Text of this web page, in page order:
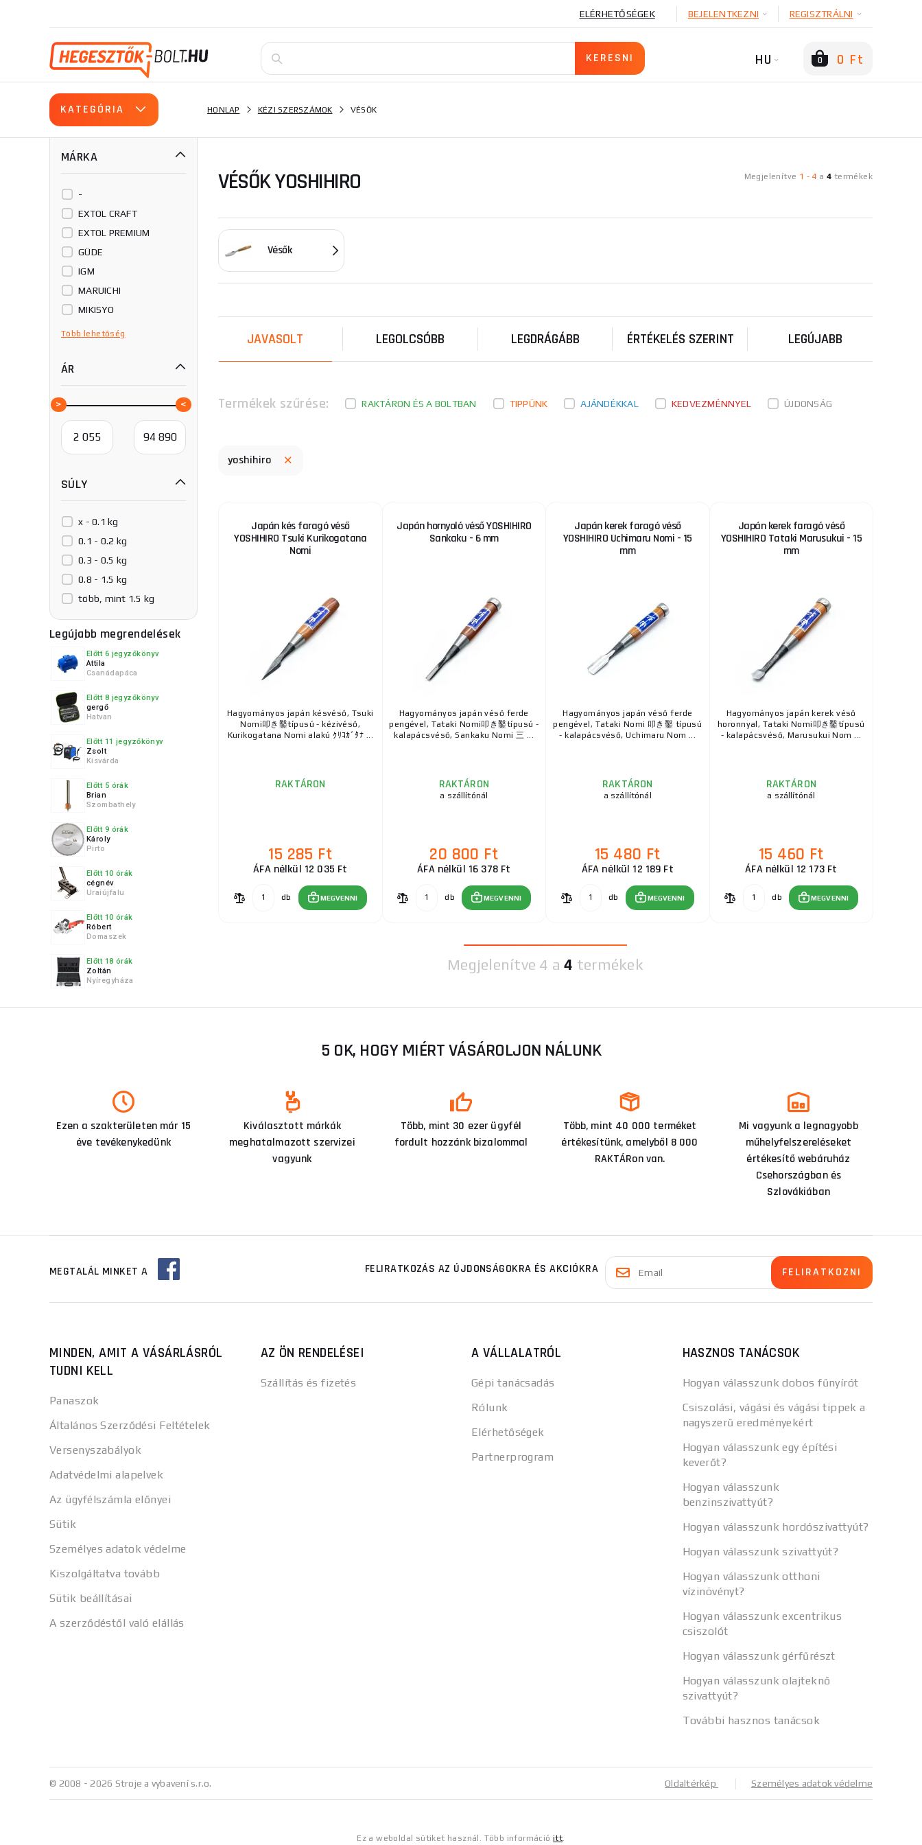
ELÉRHETŐSÉGEK BEJELENTKEZNI REGISZTRÁLNI
HU 0 0 Ft
KATEGÓRIA HONLAP KÉZI SZERSZÁMOK VÉSŐK
MÁRKA
-
EXTOL CRAFT
EXTOL PREMIUM
GÜDE
IGM
MARUICHI
MIKISYO
SENKICHI
Stanley
YOSHIHARU
YOSHIHIRO
Több lehetőség
ÁR
SÚLY
x - 0.1 kg
0.1 - 0.2 kg
0.3 - 0.5 kg
0.8 - 1.5 kg
több, mint 1.5 kg
Legújabb megrendelések
Előtt 6 jegyzőkönyv
Attila
Csanádapáca
Előtt 8 jegyzőkönyv
gergő
Hatvan
Előtt 11 jegyzőkönyv
Zsolt
Kisvárda
Előtt 5 órák
Brian
Szombathely
Előtt 9 órák
Károly
Pirto
Előtt 10 órák
cégnév
Uraiújfalu
Előtt 10 órák
Róbert
Domaszek
Előtt 18 órák
Zoltán
Nyíregyháza
Megjelenítve 1 -4 a 4 termékek
VÉSŐK YOSHIHIRO
Vésők
JAVASOLT LEGOLCSÓBB LEGDRÁGÁBB ÉRTÉKELÉS SZERINT LEGÚJABB
Termékek szűrése: RAKTÁRON ÉS A BOLTBAN TIPPÜNK AJÁNDÉKKAL KEDVEZMÉNNYEL ÚJDONSÁG
yoshihiro
Japán kés faragó véső
YOSHIHIRO Tsuki Kurikogatana
Nomi
Hagyományos japán késvéső, Tsuki
Nomi叩き鑿típusú - kézivéső,
Kurikogatana Nomi alakú ｸﾘｺｶﾞﾀﾅ ...
RAKTÁRON
15 285 Ft
ÁFA nélkül 12 035 Ft
db MEGVENNI
Japán hornyoló véső YOSHIHIRO
Sankaku - 6 mm
Hagyományos japán véső ferde
pengével, Tataki Nomi叩き鑿típusú -
kalapácsvéső, Sankaku Nomi 三 ...
RAKTÁRON
a szállítónál
20 800 Ft
ÁFA nélkül 16 378 Ft
db MEGVENNI
Japán kerek faragó véső
YOSHIHIRO Uchimaru Nomi - 15
mm
Hagyományos japán véső ferde
pengével, Tataki Nomi 叩き鑿 típusú
- kalapácsvéső, Uchimaru Nom ...
RAKTÁRON
a szállítónál
15 480 Ft
ÁFA nélkül 12 189 Ft
db MEGVENNI
Japán kerek faragó véső
YOSHIHIRO Tataki Marusukui - 15
mm
Hagyományos japán kerek véső
horonnyal, Tataki Nomi叩き鑿típusú
- kalapácsvéső, Marusukui Nom ...
RAKTÁRON
a szállítónál
15 460 Ft
ÁFA nélkül 12 173 Ft
db MEGVENNI
Megjelenítve 4 a4 termékek
5 OK, HOGY MIÉRT VÁSÁROLJON NÁLUNK
Ezen a szakterületen már 15
éve tevékenykedünk
Kiválasztott márkák
meghatalmazott szervizei
vagyunk
Több, mint 30 ezer ügyfél
fordult hozzánk bizalommal
Több, mint 40 000 terméket
értékesítünk, amelyből 8 000
RAKTÁRon van.
Mi vagyunk a legnagyobb
műhelyfelszereléseket
értékesítő webáruház
Csehországban és
Szlovákiában
MEGTALÁL MINKET A FELIRATKOZÁS AZ ÚJDONSÁGOKRA ÉS AKCIÓKRA
MINDEN, AMIT A VÁSÁRLÁSRÓL
TUDNI KELL
Panaszok
Általános Szerződési Feltételek
Versenyszabályok
Adatvédelmi alapelvek
Az ügyfélszámla előnyei
Sütik
Személyes adatok védelme
Kiszolgáltatva tovább
Sütik beállításai
A szerződéstől való elállás
AZ ÖN RENDELÉSEI
Szállítás és fizetés
A VÁLLALATRÓL
Gépi tanácsadás
Rólunk
Elérhetőségek
Partnerprogram
HASZNOS TANÁCSOK
Hogyan válasszunk dobos fűnyírót
Csiszolási, vágási és vágási tippek a
nagyszerű eredményekért
Hogyan válasszunk egy építési
keverőt?
Hogyan válasszunk
benzinszivattyút?
Hogyan válasszunk hordószivattyút?
Hogyan válasszunk szivattyút?
Hogyan válasszunk otthoni
vízinövényt?
Hogyan válasszunk excentrikus
csiszolót
Hogyan válasszunk gérfűrészt
Hogyan válasszunk olajteknő
szivattyút?
További hasznos tanácsok
© 2008 - 2026 Stroje a vybavení s.r.o. Oldaltérkép Személyes adatok védelme
Ez a weboldal sütiket használ. Több információitt.